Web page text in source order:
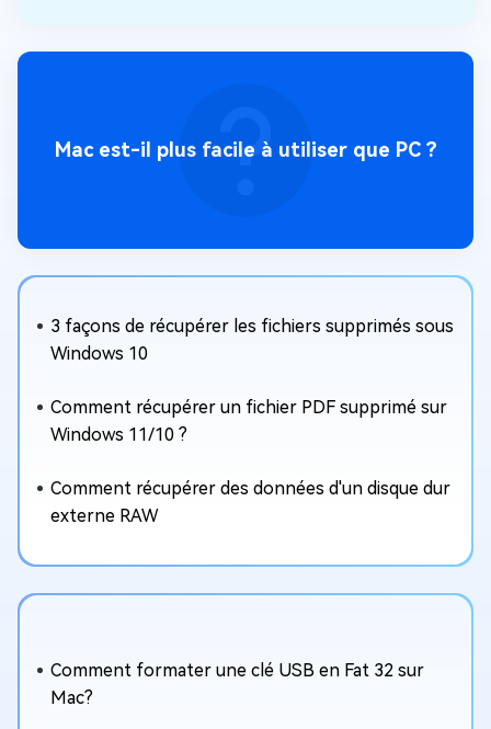
Mac est-il plus facile à utiliser que PC ?
3 façons de récupérer les fichiers supprimés sous
Windows 10
Comment récupérer un fichier PDF supprimé sur
Windows 11/10 ?
Comment récupérer des données d'un disque dur
externe RAW
Comment formater une clé USB en Fat 32 sur
Mac?